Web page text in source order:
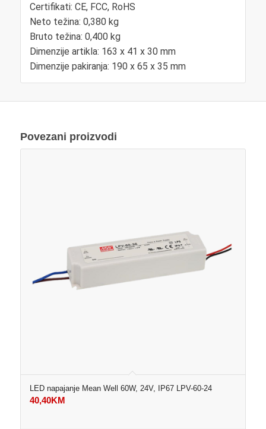
Certifikati: CE, FCC, RoHS
Neto težina: 0,380 kg
Bruto težina: 0,400 kg
Dimenzije artikla: 163 x 41 x 30 mm
Dimenzije pakiranja: 190 x 65 x 35 mm
Povezani proizvodi
LED napajanje Mean Well 60W, 24V, IP67 LPV-60-24
40,40KM